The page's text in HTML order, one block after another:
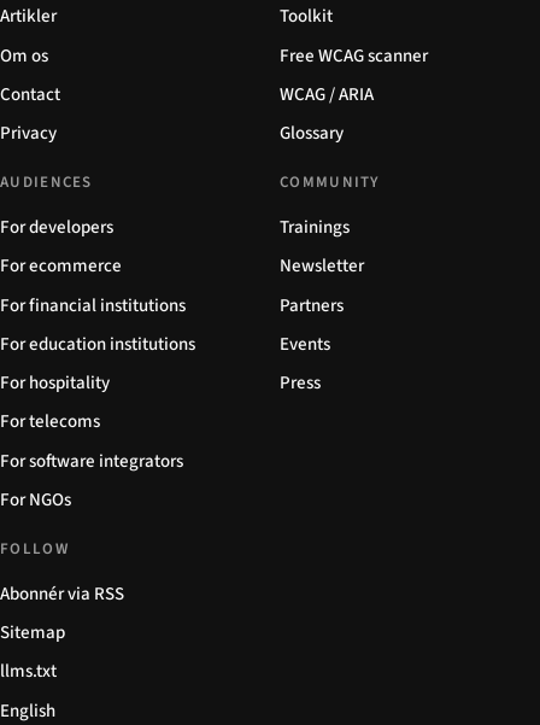
Artikler
Om os
Contact
Privacy
Toolkit
Free WCAG scanner
WCAG / ARIA
Glossary
AUDIENCES
For developers
For ecommerce
For financial institutions
For education institutions
For hospitality
For telecoms
For software integrators
For NGOs
COMMUNITY
Trainings
Newsletter
Partners
Events
Press
FOLLOW
Abonnér via RSS
Sitemap
llms.txt
English